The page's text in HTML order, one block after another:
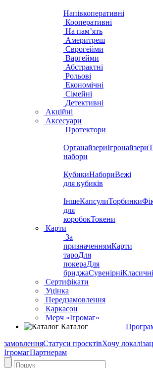
Напівкоперативні
Кооперативні
На пам’ять
Америтреш
Єврогейми
Варгейми
Абстрактні
Рольові
Економічні
Сімейні
Детективні
Акційні
Аксесуари
Протектори
ОрганайзериІгронайзери
набори
КубикиНабориВежі
для кубиків
ІншеКапсулиТорбинки
для
коробокТокени
Карти
За
призначеннямКарти
тароДля
покераДля
бриджаСувенірніКласичні
Сертифікати
Уцінка
Передзамовлення
Каркасон
Мерч «Ігромаг»
Каталог
замовленняСтатуси проєктівХочу
ІгромагПартнерам